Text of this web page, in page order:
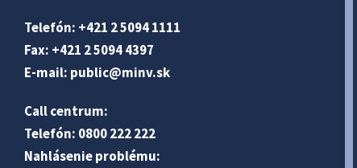
Telefón: +421 2 5094 1111
Fax: +421 2 5094 4397
E-mail: public@minv.sk
Call centrum:
Telefón: 0800 222 222
Nahlásenie problému: